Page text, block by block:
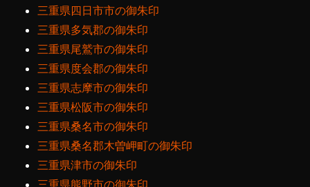
三重県四日市市の御朱印
三重県多気郡の御朱印
三重県尾鷲市の御朱印
三重県度会郡の御朱印
三重県志摩市の御朱印
三重県松阪市の御朱印
三重県桑名市の御朱印
三重県桑名郡木曽岬町の御朱印
三重県津市の御朱印